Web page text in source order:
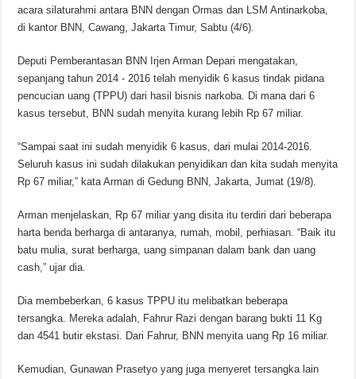
acara silaturahmi antara BNN dengan Ormas dan LSM Antinarkoba,
di kantor BNN, Cawang, Jakarta Timur, Sabtu (4/6).
Deputi Pemberantasan BNN Irjen Arman Depari mengatakan,
sepanjang tahun 2014 - 2016 telah menyidik 6 kasus tindak pidana
pencucian uang (TPPU) dari hasil bisnis narkoba. Di mana dari 6
kasus tersebut, BNN sudah menyita kurang lebih Rp 67 miliar.
“Sampai saat ini sudah menyidik 6 kasus, dari mulai 2014-2016.
Seluruh kasus ini sudah dilakukan penyidikan dan kita sudah menyita
Rp 67 miliar,” kata Arman di Gedung BNN, Jakarta, Jumat (19/8).
Arman menjelaskan, Rp 67 miliar yang disita itu terdiri dari beberapa
harta benda berharga di antaranya, rumah, mobil, perhiasan. “Baik itu
batu mulia, surat berharga, uang simpanan dalam bank dan uang
cash,” ujar dia.
Dia membeberkan, 6 kasus TPPU itu melibatkan beberapa
tersangka. Mereka adalah, Fahrur Razi dengan barang bukti 11 Kg
dan 4541 butir ekstasi. Dari Fahrur, BNN menyita uang Rp 16 miliar.
Kemudian, Gunawan Prasetyo yang juga menyeret tersangka lain